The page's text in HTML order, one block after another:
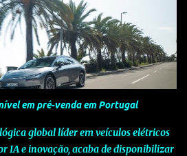
em pré-venda em Portugal
global líder em veículos elétricos
IA e inovação, acaba de disponibilizar